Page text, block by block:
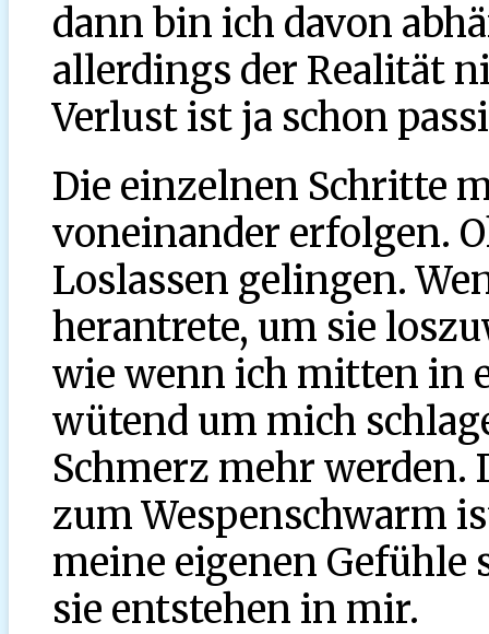
dann bin ich davon
allerdings der Realität
Verlust ist ja schon
Die einzelnen Schritte
voneinander erfolgen.
Loslassen gelingen.
herantrete, um sie
wie wenn ich mitten in
wütend um mich
Schmerz mehr werden.
zum Wespenschwarm
meine eigenen Gefühle
sie entstehen in mir.